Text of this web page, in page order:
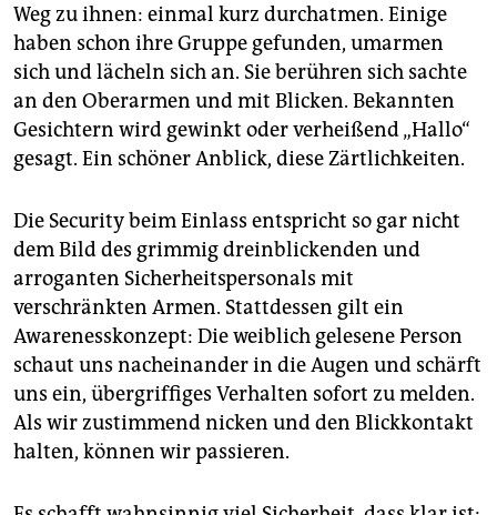
epaper login
Weg zu ihnen: einmal kurz durchatmen. Einige
haben schon ihre Gruppe gefunden, umarmen
sich und lächeln sich an. Sie berühren sich sachte
an den Oberarmen und mit Blicken. Bekannten
Gesichtern wird gewinkt oder verheißend „Hallo“
gesagt. Ein schöner Anblick, diese Zärtlichkeiten.
Die Security beim Einlass entspricht so gar nicht
dem Bild des grimmig dreinblickenden und
arroganten Sicherheitspersonals mit
verschränkten Armen. Stattdessen gilt ein
Awarenesskonzept: Die weiblich gelesene Person
schaut uns nacheinander in die Augen und schärft
uns ein, übergriffiges Verhalten sofort zu melden.
Als wir zustimmend nicken und den Blickkontakt
halten, können wir passieren.